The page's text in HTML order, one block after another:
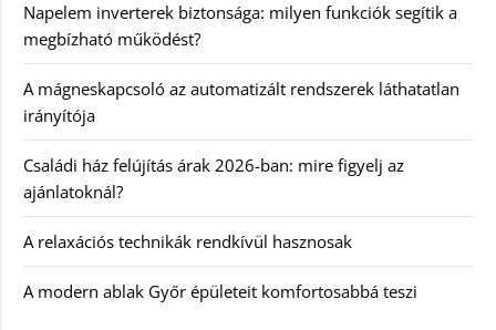
Napelem inverterek biztonsága: milyen funkciók segítik a
megbízható működést?
A mágneskapcsoló az automatizált rendszerek láthatatlan
irányítója
Családi ház felújítás árak 2026-ban: mire figyelj az
ajánlatoknál?
A relaxációs technikák rendkívül hasznosak
A modern ablak Győr épületeit komfortosabbá teszi